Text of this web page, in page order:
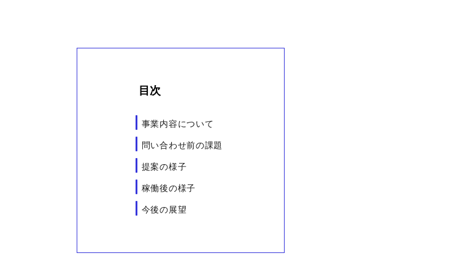
目次
事業内容について
問い合わせ前の課題
提案の様子
稼働後の様子
今後の展望